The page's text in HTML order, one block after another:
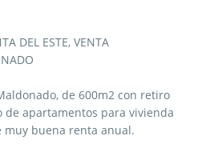
DEL ESTE, VENTA
de 600m2 con retiro
apartamentos para vivienda
muy buena renta anual.